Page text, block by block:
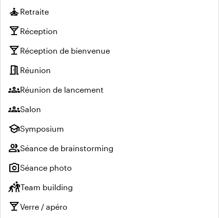
self_improvement Retraite
local_bar Réception
local_bar Réception de bienvenue
meeting_room Réunion
groupsRéunion de lancement
groupsSalon
schoolSymposium
groupSéance de brainstorming
photo_cameraSéance photo
sports_kabaddiTeam building
local_barVerre / apéro